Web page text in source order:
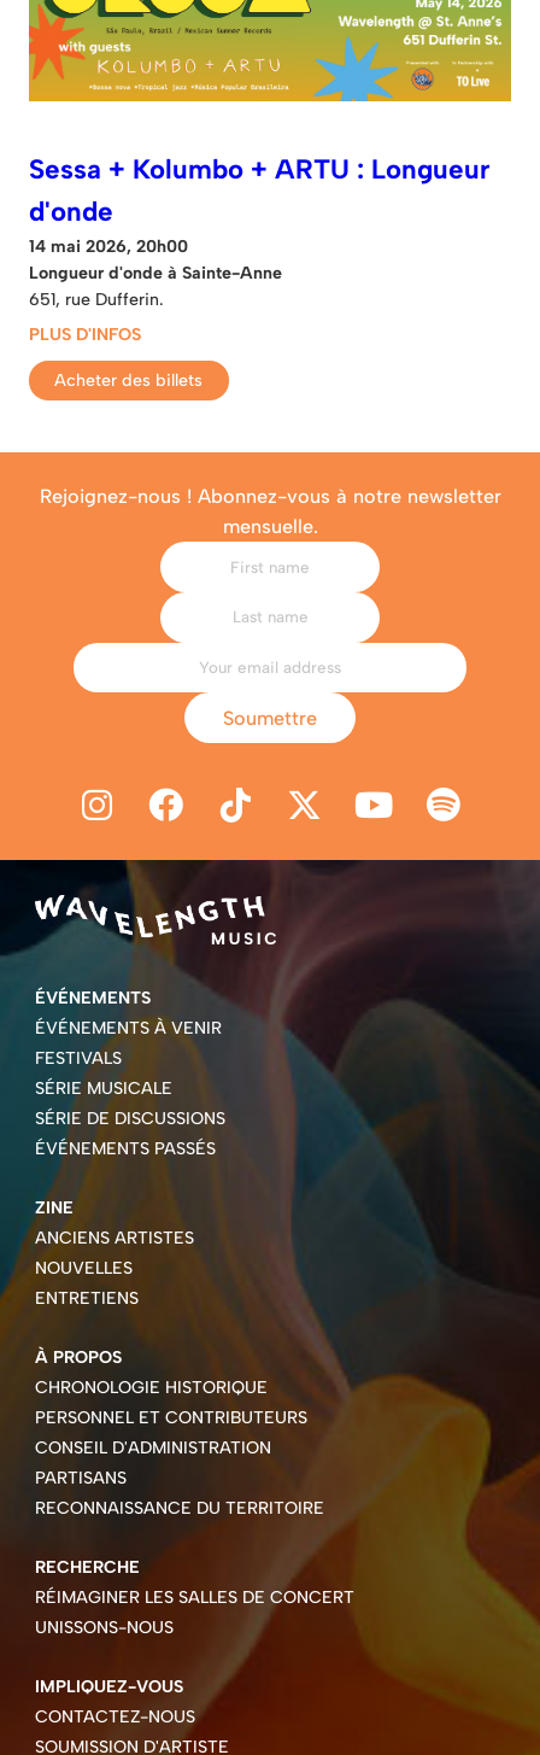
Sessa + Kolumbo + ARTU : Longueur
d'onde
14 mai 2026, 20h00
Longueur d'onde à Sainte-Anne
651, rue Dufferin.
PLUS D'INFOS
Acheter des billets
Rejoignez-nous ! Abonnez-vous à notre newsletter
mensuelle.
Soumettre
ÉVÉNEMENTS
ÉVÉNEMENTS À VENIR
FESTIVALS
SÉRIE MUSICALE
SÉRIE DE DISCUSSIONS
ÉVÉNEMENTS PASSÉS
ZINE
ANCIENS ARTISTES
NOUVELLES
ENTRETIENS
À PROPOS
CHRONOLOGIE HISTORIQUE
PERSONNEL ET CONTRIBUTEURS
CONSEIL D'ADMINISTRATION
PARTISANS
RECONNAISSANCE DU TERRITOIRE
RECHERCHE
RÉIMAGINER LES SALLES DE CONCERT
UNISSONS-NOUS
IMPLIQUEZ-VOUS
CONTACTEZ-NOUS
SOUMISSION D'ARTISTE